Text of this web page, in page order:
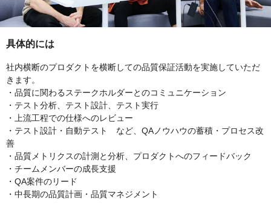
具体的には
社内横断のプロダクトを横断しての品質保証活動を実施していただ
きます。
・品質に関わるステークホルダーとのコミュニケーション
・テスト分析、テスト設計、テスト実行
・上流工程での仕様へのレビュー
・テスト設計・自動テスト など、QAノウハウの蓄積・プロセス改
善
・品質メトリクスの計測と分析、プロダクトへのフィードバック
・チームメンバーの成長支援
・QA案件のリード
・中長期の品質計画・品質マネジメント